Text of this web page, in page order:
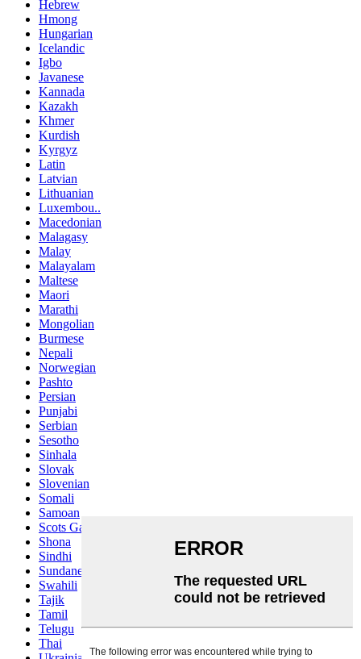
Hebrew
Hmong
Hungarian
Icelandic
Igbo
Javanese
Kannada
Kazakh
Khmer
Kurdish
Kyrgyz
Latin
Latvian
Lithuanian
Luxembou..
Macedonian
Malagasy
Malay
Malayalam
Maltese
Maori
Marathi
Mongolian
Burmese
Nepali
Norwegian
Pashto
Persian
Punjabi
Serbian
Sesotho
Sinhala
Slovak
Slovenian
Somali
Samoan
Scots Gaelic
Shona
Sindhi
Sundanese
Swahili
Tajik
Tamil
Telugu
Thai